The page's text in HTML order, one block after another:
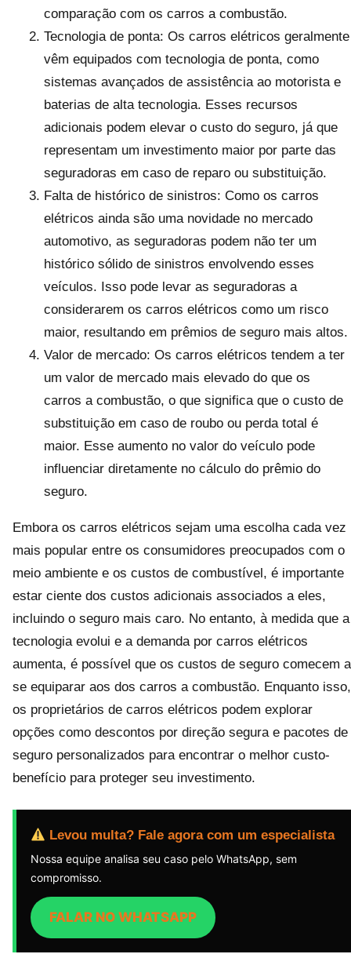
comparação com os carros a combustão.
Tecnologia de ponta: Os carros elétricos geralmente
vêm equipados com tecnologia de ponta, como
sistemas avançados de assistência ao motorista e
baterias de alta tecnologia. Esses recursos
adicionais podem elevar o custo do seguro, já que
representam um investimento maior por parte das
seguradoras em caso de reparo ou substituição.
Falta de histórico de sinistros: Como os carros
elétricos ainda são uma novidade no mercado
automotivo, as seguradoras podem não ter um
histórico sólido de sinistros envolvendo esses
veículos. Isso pode levar as seguradoras a
considerarem os carros elétricos como um risco
maior, resultando em prêmios de seguro mais altos.
Valor de mercado: Os carros elétricos tendem a ter
um valor de mercado mais elevado do que os
carros a combustão, o que significa que o custo de
substituição em caso de roubo ou perda total é
maior. Esse aumento no valor do veículo pode
influenciar diretamente no cálculo do prêmio do
seguro.
Embora os carros elétricos sejam uma escolha cada vez
mais popular entre os consumidores preocupados com o
meio ambiente e os custos de combustível, é importante
estar ciente dos custos adicionais associados a eles,
incluindo o seguro mais caro. No entanto, à medida que a
tecnologia evolui e a demanda por carros elétricos
aumenta, é possível que os custos de seguro comecem a
se equiparar aos dos carros a combustão. Enquanto isso,
os proprietários de carros elétricos podem explorar
opções como descontos por direção segura e pacotes de
seguro personalizados para encontrar o melhor custo-
benefício para proteger seu investimento.
Levou multa? Fale agora com um especialista
Nossa equipe analisa seu caso pelo WhatsApp, sem
compromisso.
FALAR NO WHATSAPP